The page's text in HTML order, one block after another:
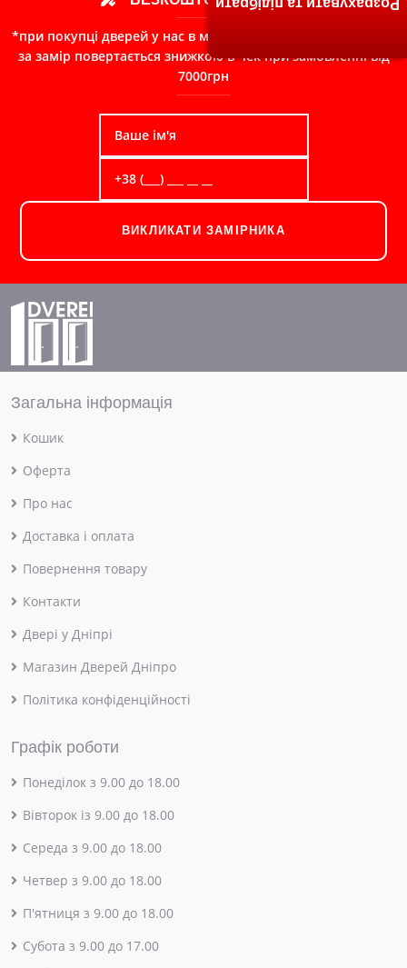
*при покупці дверей у нас в магазині, сума сплачена Вами
за замір повертається знижкою в чек при замовленні від
7000грн
ВИКЛИКАТИ ЗАМІРНИКА
Загальна інформація
Кошик
Оферта
Про нас
Доставка і оплата
Повернення товару
Контакти
Двері у Дніпрі
Магазин Дверей Дніпро
Політика конфіденційності
Графік роботи
Понеділок з 9.00 до 18.00
Вівторок із 9.00 до 18.00
Середа з 9.00 до 18.00
Четвер з 9.00 до 18.00
П'ятниця з 9.00 до 18.00
Субота з 9.00 до 17.00
Розрахувати та підібрати